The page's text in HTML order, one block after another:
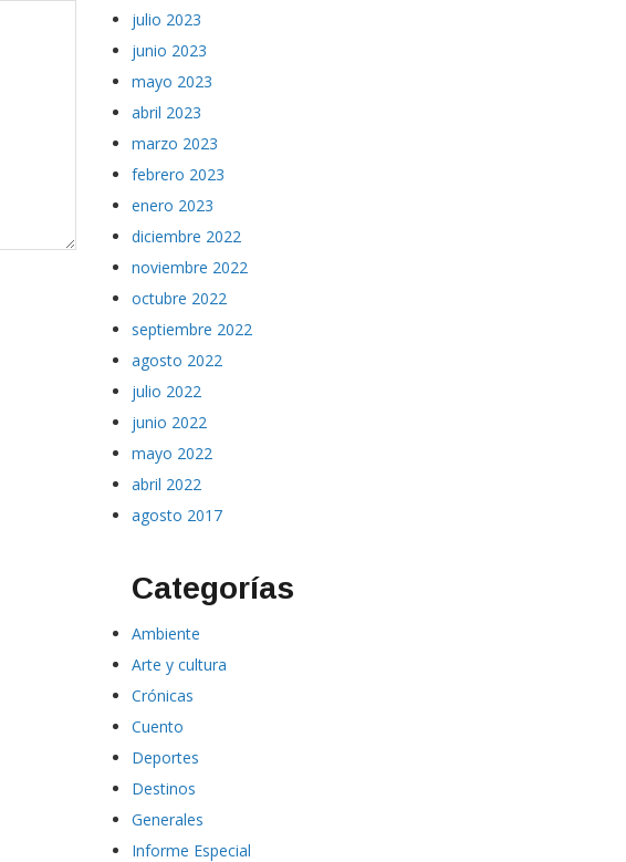
julio 2023
junio 2023
mayo 2023
abril 2023
marzo 2023
febrero 2023
enero 2023
diciembre 2022
noviembre 2022
octubre 2022
septiembre 2022
agosto 2022
julio 2022
junio 2022
mayo 2022
abril 2022
agosto 2017
Categorías
Ambiente
Arte y cultura
Crónicas
Cuento
Deportes
Destinos
Generales
Informe Especial